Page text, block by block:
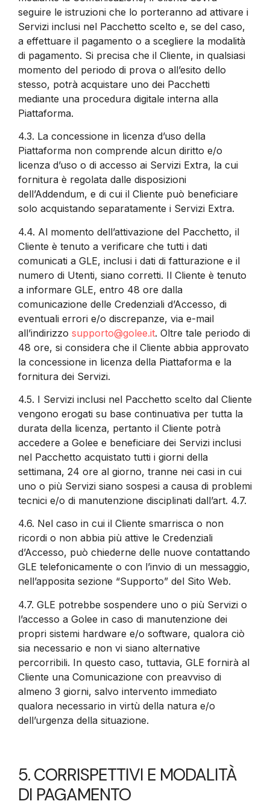
seguire le istruzioni che lo porteranno ad attivare i
Servizi inclusi nel Pacchetto scelto e, se del caso,
a effettuare il pagamento o a scegliere la modalità
di pagamento. Si precisa che il Cliente, in qualsiasi
momento del periodo di prova o all’esito dello
stesso, potrà acquistare uno dei Pacchetti
mediante una procedura digitale interna alla
Piattaforma.
4.3. La concessione in licenza d’uso della
Piattaforma non comprende alcun diritto e/o
licenza d’uso o di accesso ai Servizi Extra, la cui
fornitura è regolata dalle disposizioni
dell’Addendum, e di cui il Cliente può beneficiare
solo acquistando separatamente i Servizi Extra.
4.4. Al momento dell’attivazione del Pacchetto, il
Cliente è tenuto a verificare che tutti i dati
comunicati a GLE, inclusi i dati di fatturazione e il
numero di Utenti, siano corretti. Il Cliente è tenuto
a informare GLE, entro 48 ore dalla
comunicazione delle Credenziali d’Accesso, di
eventuali errori e/o discrepanze, via e-mail
all’indirizzo supporto@golee.it. Oltre tale periodo di
48 ore, si considera che il Cliente abbia approvato
la concessione in licenza della Piattaforma e la
fornitura dei Servizi.
4.5. I Servizi inclusi nel Pacchetto scelto dal Cliente
vengono erogati su base continuativa per tutta la
durata della licenza, pertanto il Cliente potrà
accedere a Golee e beneficiare dei Servizi inclusi
nel Pacchetto acquistato tutti i giorni della
settimana, 24 ore al giorno, tranne nei casi in cui
uno o più Servizi siano sospesi a causa di problemi
tecnici e/o di manutenzione disciplinati dall’art. 4.7.
4.6. Nel caso in cui il Cliente smarrisca o non
ricordi o non abbia più attive le Credenziali
d’Accesso, può chiederne delle nuove contattando
GLE telefonicamente o con l’invio di un messaggio,
nell’apposita sezione “Supporto” del Sito Web.
4.7. GLE potrebbe sospendere uno o più Servizi o
l’accesso a Golee in caso di manutenzione dei
propri sistemi hardware e/o software, qualora ciò
sia necessario e non vi siano alternative
percorribili. In questo caso, tuttavia, GLE fornirà al
Cliente una Comunicazione con preavviso di
almeno 3 giorni, salvo intervento immediato
qualora necessario in virtù della natura e/o
dell’urgenza della situazione.
5. CORRISPETTIVI E MODALITÀ
DI PAGAMENTO